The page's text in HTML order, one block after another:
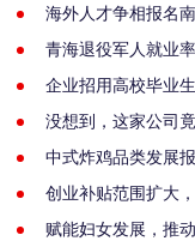
海外人才争相报名
青海退役军人就业
企业招用高校毕业
没想到，这家公司
中式炸鸡品类发展
创业补贴范围扩大
赋能妇女发展，推